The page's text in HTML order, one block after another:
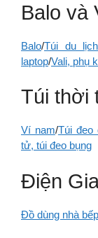
Balo và
Balo/Túi du
laptop/Vali, phụ
Túi thời
Ví nam/Túi đeo
tử, túi đeo bụng
Điện
Đồ dùng nhà bếp